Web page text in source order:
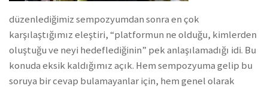
düzenlediğimiz sempozyumdan sonra en çok
karşılaştığımız eleştiri, “platformun ne olduğu, kimlerden
oluştuğu ve neyi hedeflediğinin” pek anlaşılamadığı idi. Bu
konuda eksik kaldığımız açık. Hem sempozyuma gelip bu
soruya bir cevap bulamayanlar için, hem genel olarak